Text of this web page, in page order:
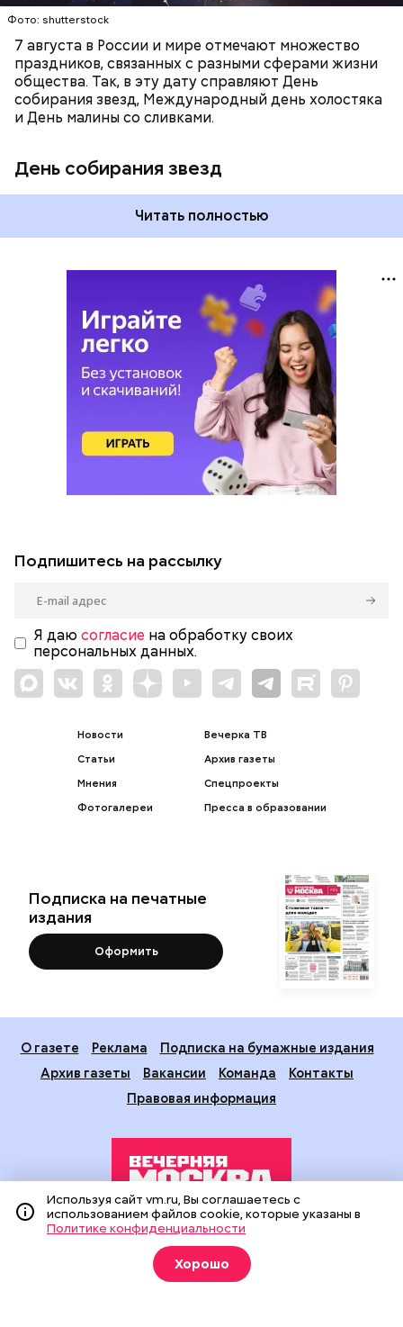
Фото: shutterstock
7 августа в России и мире отмечают множество
праздников, связанных с разными сферами жизни
общества. Так, в эту дату справляют День
собирания звезд, Международный день холостяка
и День малины со сливками.
День собирания звезд
Читать полностью
Подпишитесь на рассылку
Я даю согласие на обработку своих
персональных данных.
Новости
Статьи
Мнения
Фотогалереи
Вечерка ТВ
Архив газеты
Спецпроекты
Пресса в образовании
Подписка на печатные
издания
Оформить
О газете Реклама
Подписка на бумажные издания
Архив газеты
Вакансии Команда
Контакты
Правовая информация
Издание создано при финансовой поддержке Департамента
средств массовой информации и рекламы города Москвы.
На сайте применяются рекомендательные технологии
(информационные технологии предоставления информации
Используя сайт vm.ru, Вы соглашаетесь с
использованием файлов cookie, которые указаны в
Политике конфиденциальности
Хорошо